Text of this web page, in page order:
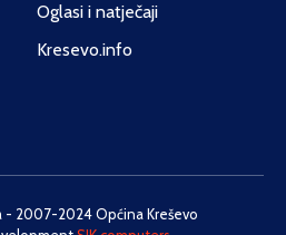
Oglasi i natječaji
Kresevo.info
- 2007-2024 Općina Kreševo